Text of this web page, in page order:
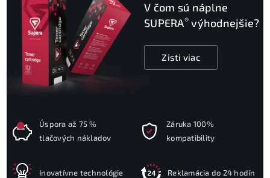
V čom sú náplne
SUPERA® výhodnejšie?
Zisti viac
Úspora až 75 %
tlačových nákladov
Záruka 100%
kompatibility
Inovatívne technológie Reklamácia do 24 hodín